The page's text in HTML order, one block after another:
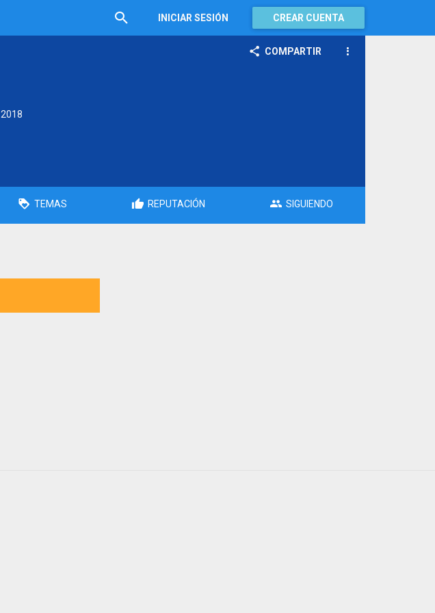
INICIAR SESIÓN CREAR CUENTA
COMPARTIR
2018
TEMAS REPUTACIÓN SIGUIENDO